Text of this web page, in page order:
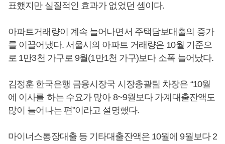
표했지만 실질적인 효과가 없었던 셈이다.
아파트거래량이 계속 늘어나면서 주택담보대출의 증가
를 이끌어냈다. 서울시의 아파트 거래량은 10월 기준으
로 1만3천 가구로 9월(1만1천 가구)보다 소폭 늘어났다.
김정훈 한국은행 금융시장국 시장총괄팀 차장은 “10월
에 이사를 하는 수요가 많아 8~9월보다 가계대출잔액도
많이 늘어나는 편”이라고 설명했다.
마이너스통장대출 등 기타대출잔액은 10월에 9월보다 2